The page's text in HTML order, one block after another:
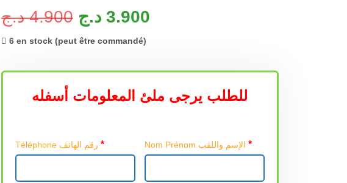
4.900 د.ج 3.900 د.ج
6 en stock (peut être commandé)
للطلب يرجى ملئ المعلومات أسفله
* *